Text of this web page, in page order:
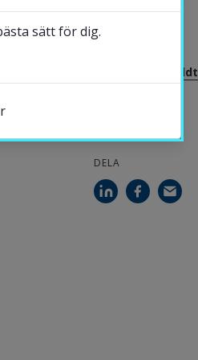
Henrika Jormfeldt
DELA
sätt för dig.